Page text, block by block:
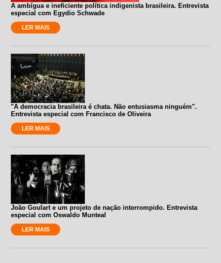
A ambígua e ineficiente política indigenista brasileira. Entrevista
especial com Egydio Schwade
LER MAIS
"A democracia brasileira é chata. Não entusiasma ninguém".
Entrevista especial com Francisco de Oliveira
LER MAIS
João Goulart e um projeto de nação interrompido. Entrevista
especial com Oswaldo Munteal
LER MAIS